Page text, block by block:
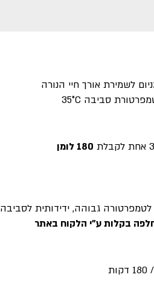
לשמירת אורך חיי הנורה
סביבה 35°C
180 לומן
גבוהה, ידידותית לסביבה
בקלות ע"י הלקוח באתר